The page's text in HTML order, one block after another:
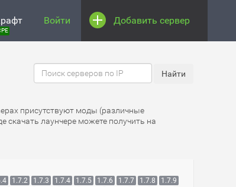
Войти Добавить сервер
присутствуют моды (различные
лаунчере можете получить на
1.7.2 1.7.3 1.7.4 1.7.5 1.7.6 1.7.7 1.7.8
1.7.9